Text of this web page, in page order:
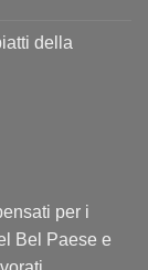
della
per i
Bel Paese e